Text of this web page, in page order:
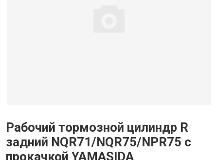
Рабочий тормозной цилиндр R
задний NQR71/NQR75/NPR75 с
прокачкой YAMASIDA